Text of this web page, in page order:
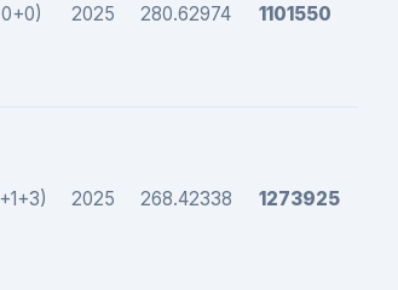
2025 280.62974 1101550
2025 268.42338 1273925